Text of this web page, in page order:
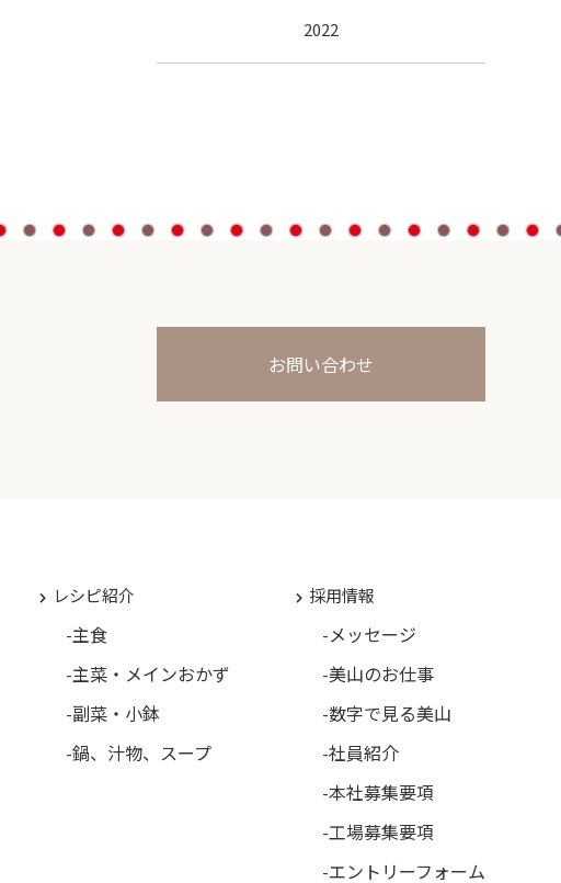
2022
お問い合わせ
レシピ紹介
主食
主菜・メインおかず
副菜・小鉢
鍋、汁物、スープ
採用情報
メッセージ
美山のお仕事
数字で見る美山
社員紹介
本社募集要項
工場募集要項
エントリーフォーム